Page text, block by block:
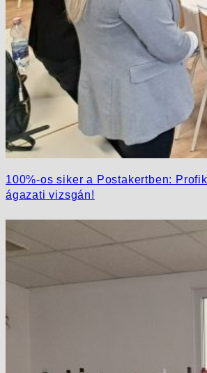
100%-os siker a Postakertben:
ágazati vizsgán!